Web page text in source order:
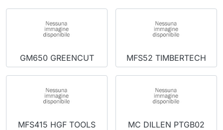
GM650 GREENCUT MFS52 TIMBERTECH
MFS415 HGF TOOLS MC DILLEN PTGB02